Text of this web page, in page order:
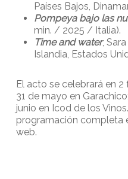
Países Bajos,
Pompeya bajo las
min. / 2025 / Italia).
Time and water,
Islandia, Estados
El acto se celebrará en 2
31 de mayo en
junio en Icod de los
programación completa
web.